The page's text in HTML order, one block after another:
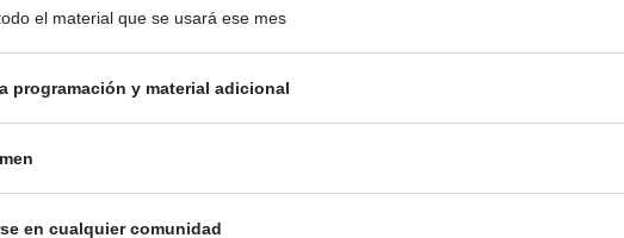
el material que se usará ese mes
programación y material adicional
en cualquier comunidad